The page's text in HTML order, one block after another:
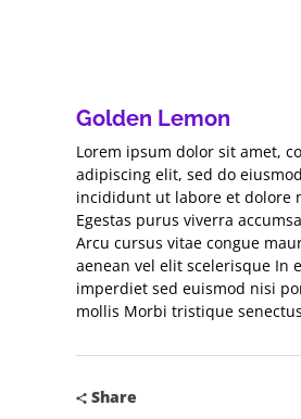
Golden Lemon
Lorem ipsum dolor sit amet,
adipiscing elit, sed do
incididunt ut labore et dolore
Egestas purus viverra
Arcu cursus vitae congue
aenean vel elit scelerisque In
imperdiet sed euismod nisi
mollis Morbi tristique
Share